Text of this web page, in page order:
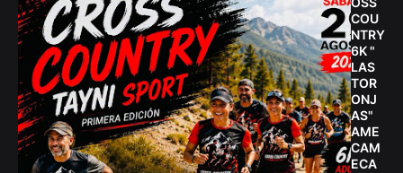
COU
NTRY
6K "
LAS
TOR
ONJ
AS"
AME
CAM
ECA